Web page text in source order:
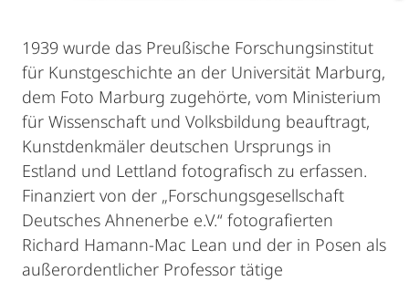
1939 wurde das Preußische Forschungsinstitut
für Kunstgeschichte an der Universität Marburg,
dem Foto Marburg zugehörte, vom Ministerium
für Wissenschaft und Volksbildung beauftragt,
Kunstdenkmäler deutschen Ursprungs in
Estland und Lettland fotografisch zu erfassen.
Finanziert von der „Forschungsgesellschaft
Deutsches Ahnenerbe e.V.“ fotografierten
Richard Hamann-Mac Lean und der in Posen als
außerordentlicher Professor tätige